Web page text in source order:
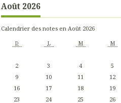
Août 2026
Calendrier des notes en Août 2026
D L M M
2
3 4 5
9
10 11 12
16
17 18 19
23
24 25 26